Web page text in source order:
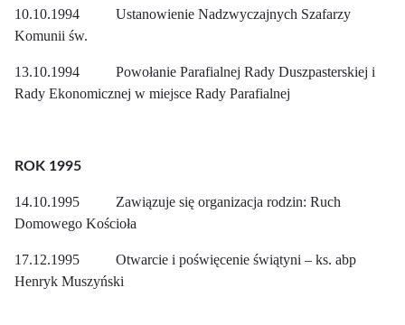
10.10.1994 Ustanowienie Nadzwyczajnych Szafarzy
Komunii św.
13.10.1994 Powołanie Parafialnej Rady Duszpasterskiej i
Rady Ekonomicznej w miejsce Rady Parafialnej
ROK 1995
14.10.1995 Zawiązuje się organizacja rodzin: Ruch
Domowego Kościoła
17.12.1995 Otwarcie i poświęcenie świątyni – ks. abp
Henryk Muszyński